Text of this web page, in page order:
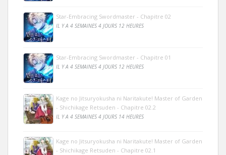
Star-Embracing Swordmaster - Chapitre 02
IL Y A 4 SEMAINES 4 JOURS 12 HEURES
Star-Embracing Swordmaster - Chapitre 01
IL Y A 4 SEMAINES 4 JOURS 12 HEURES
Kage no Jitsuryokusha ni Naritakute! Master of Garden
- Shichikage Retsuden - Chapitre 02.2
IL Y A 4 SEMAINES 4 JOURS 14 HEURES
Kage no Jitsuryokusha ni Naritakute! Master of Garden
- Shichikage Retsuden - Chapitre 02.1